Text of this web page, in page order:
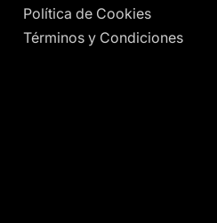
Política de Cookies
Términos y Condiciones